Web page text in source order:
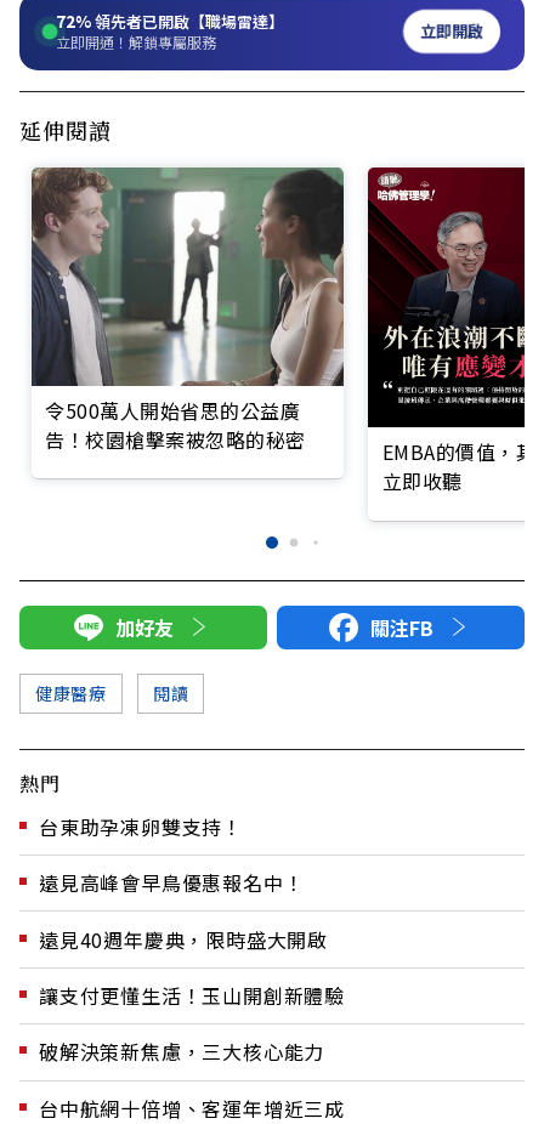
72%領先者已開啟【職場雷達】
立即開通！解鎖專屬服務 立即開啟
延伸閱讀
令500萬人開始省思的公益廣
告！校園槍擊案被忽略的秘密
EMBA的價值，
立即收聽
加好友 關注FB
健康醫療 閱讀
熱門
台東助孕凍卵雙支持！
遠見高峰會早鳥優惠報名中！
遠見40週年慶典，限時盛大開啟
讓支付更懂生活！玉山開創新體驗
破解決策新焦慮，三大核心能力
台中航網十倍增、客運年增近三成